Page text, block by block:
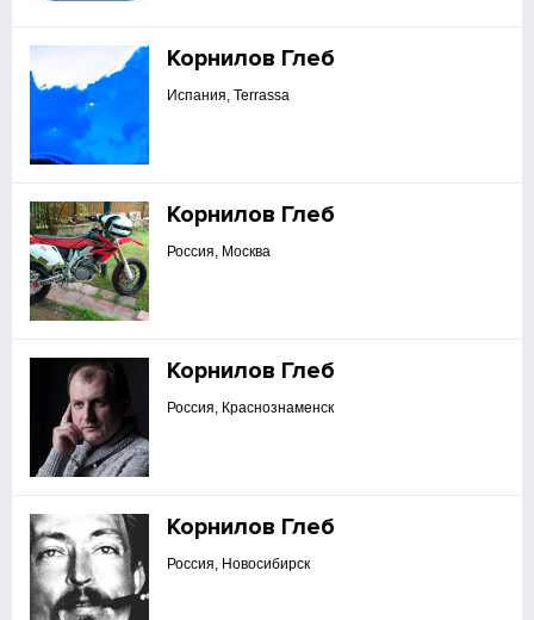
Корнилов Глеб
Испания, Terrassa
Корнилов Глеб
Россия, Москва
Корнилов Глеб
Россия, Краснознаменск
Корнилов Глеб
Россия, Новосибирск